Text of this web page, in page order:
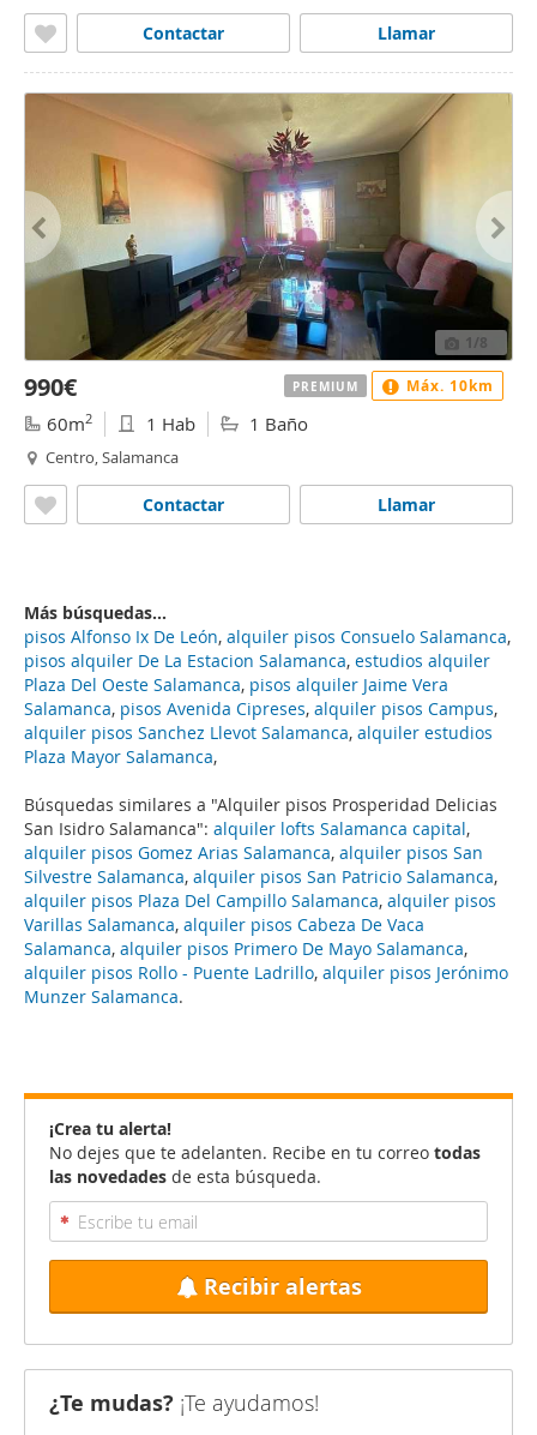
Búsquedas similares a "Alquiler pisos Prosperidad Delicias
San Isidro Salamanca": alquiler lofts Salamanca capital,
alquiler pisos Gomez Arias Salamanca, alquiler pisos San
Silvestre Salamanca, alquiler pisos San Patricio Salamanca,
alquiler pisos Plaza Del Campillo Salamanca, alquiler pisos
Varillas Salamanca, alquiler pisos Cabeza De Vaca
Salamanca, alquiler pisos Primero De Mayo Salamanca,
alquiler pisos Rollo - Puente Ladrillo, alquiler pisos Jerónimo
Munzer Salamanca.
Llamar
Contactar
1/8
990€
60m2 1 Hab 1 Baño
Centro, Salamanca
Llamar
Contactar
PREMIUM Máx. 10km
Más búsquedas...
pisos Alfonso Ix De León, alquiler pisos Consuelo Salamanca,
pisos alquiler De La Estacion Salamanca, estudios alquiler
Plaza Del Oeste Salamanca, pisos alquiler Jaime Vera
Salamanca, pisos Avenida Cipreses, alquiler pisos Campus,
alquiler pisos Sanchez Llevot Salamanca, alquiler estudios
Plaza Mayor Salamanca,
¡Crea tu alerta!
No dejes que te adelanten. Recibe en tu correo todas
las novedades de esta búsqueda.
Recibir alertas
¿Te mudas? ¡Te ayudamos!